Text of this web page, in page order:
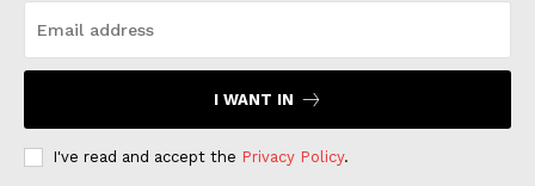
I WANT IN
I've read and accept the Privacy Policy.